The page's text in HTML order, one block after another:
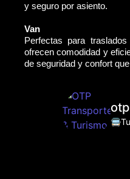
y seguro por asiento.
Van
Perfectas para
ofrecen comodidad y
de seguridad y confort